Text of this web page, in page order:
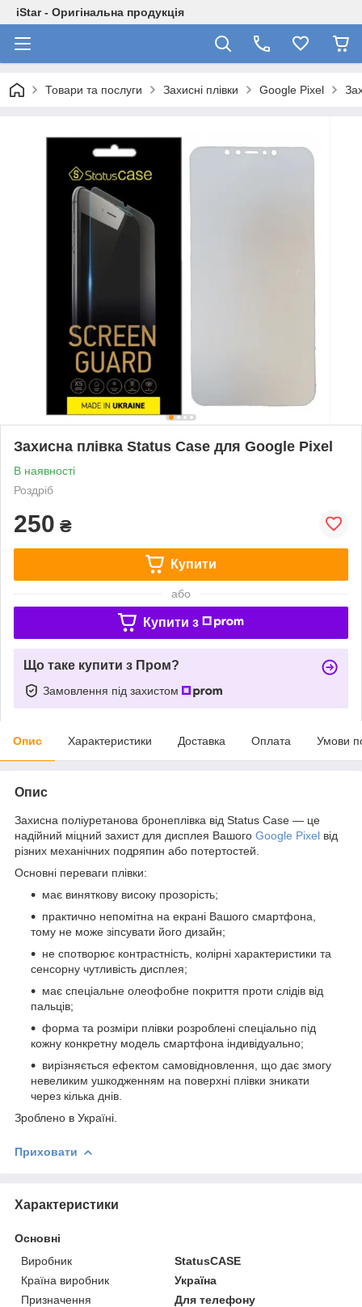
iStar - Оригінальна продукція
Товари та послуги Захисні плівки Google Pixel
Захисна плівка Status Case для Google Pixel
В наявності
Роздріб
250 ₴
Купити
або
Купити з
Що таке купити з Пром?
Замовлення під захистом
Опис Характеристики Доставка Оплата Умови
Опис
Захисна поліуретанова бронеплівка від Status Case — це
надійний міцний захист для дисплея Вашого Google Pixel від
різних механічних подряпин або потертостей.
Основні переваги плівки:
має виняткову високу прозорість;
практично непомітна на екрані Вашого смартфона,
тому не може зіпсувати його дизайн;
не спотворює контрастність, колірні характеристики та
сенсорну чутливість дисплея;
має спеціальне олеофобне покриття проти слідів від
пальців;
форма та розміри плівки розроблені спеціально під
кожну конкретну модель смартфона індивідуально;
вирізняється ефектом самовідновлення, що дає змогу
невеликим ушкодженням на поверхні плівки зникати
через кілька днів.
Зроблено в Україні.
Приховати
Характеристики
Основні
Виробник
StatusCASE
Країна виробник
Україна
Призначення
Для телефону